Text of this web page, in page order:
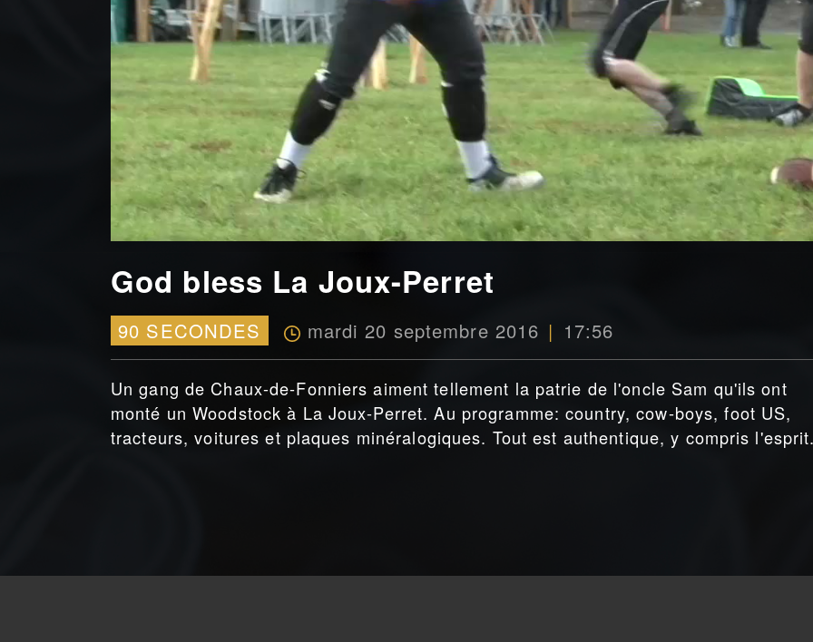
God bless La Joux-Perret
90 SECONDES mardi 20 septembre 2016 17:56
Un gang de Chaux-de-Fonniers aiment tellement la patrie de l'oncle Sam qu'ils ont
monté un Woodstock à La Joux-Perret. Au programme: country, cow-boys, foot US,
tracteurs, voitures et plaques minéralogiques. Tout est authentique, y compris